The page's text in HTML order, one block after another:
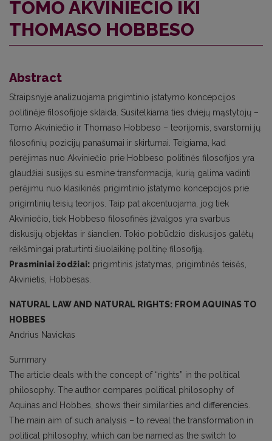
TOMO AKVINIEČIO IKI
THOMASO HOBBESO
Abstract
Straipsnyje analizuojama prigimtinio įstatymo koncepcijos
politinėje filosofijoje sklaida. Susitelkiama ties dviejų mąstytojų –
Tomo Akviniečio ir Thomaso Hobbeso – teorijomis, svarstomi jų
filosofinių pozicijų panašumai ir skirtumai. Teigiama, kad
perėjimas nuo Akviniečio prie Hobbeso politinės filosofijos yra
glaudžiai susijęs su esmine transformacija, kurią galima vadinti
perėjimu nuo klasikinės prigimtinio įstatymo koncepcijos prie
prigimtinių teisių teorijos. Taip pat akcentuojama, jog tiek
Akviniečio, tiek Hobbeso filosofinės įžvalgos yra svarbus
diskusijų objektas ir šiandien. Tokio pobūdžio diskusijos galėtų
reikšmingai praturtinti šiuolaikinę politinę filosofiją.
Prasminiai žodžiai: prigimtinis įstatymas, prigimtinės teisės,
Akvinietis, Hobbesas.
NATURAL LAW AND NATURAL RIGHTS: FROM AQUINAS TO
HOBBES
Andrius Navickas
Summary
The article deals with the concept of “rights” in the political
philosophy. The author compares political philosophy of
Aquinas and Hobbes, shows their similarities and differencies.
The main aim of such analysis – to reveal the transformation in
political philosophy, which can be named as the switch to